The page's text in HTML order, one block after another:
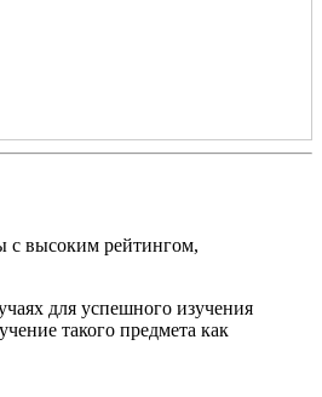
с высоким рейтингом,
для успешного изучения
такого предмета как